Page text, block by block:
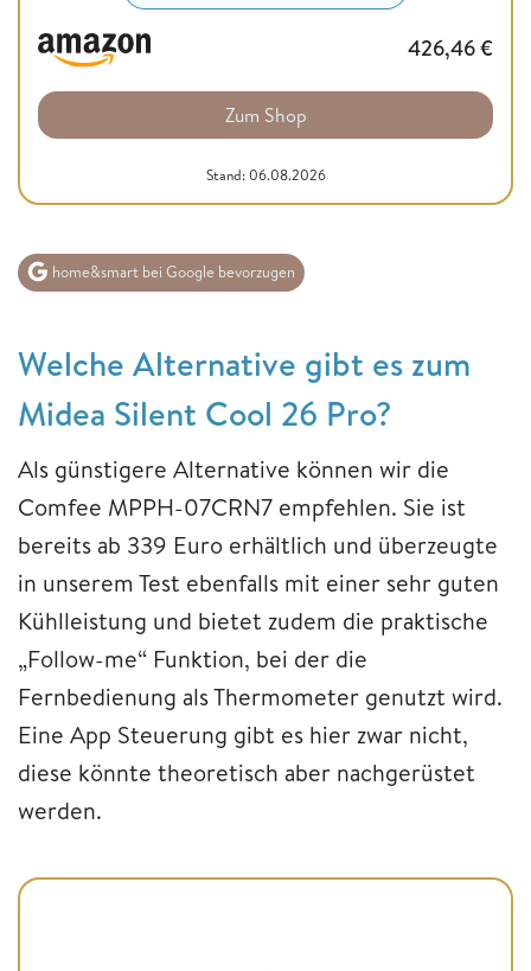
426,46€
Zum Shop
Stand: 06.08.2026
home&smart bei Google bevorzugen
Welche Alternative gibt es zum
Midea Silent Cool 26 Pro?
Als günstigere Alternative können wir die
Comfee MPPH-07CRN7 empfehlen. Sie ist
bereits ab 339 Euro erhältlich und überzeugte
in unserem Test ebenfalls mit einer sehr guten
Kühlleistung und bietet zudem die praktische
„Follow-me“ Funktion, bei der die
Fernbedienung als Thermometer genutzt wird.
Eine App Steuerung gibt es hier zwar nicht,
diese könnte theoretisch aber nachgerüstet
werden.